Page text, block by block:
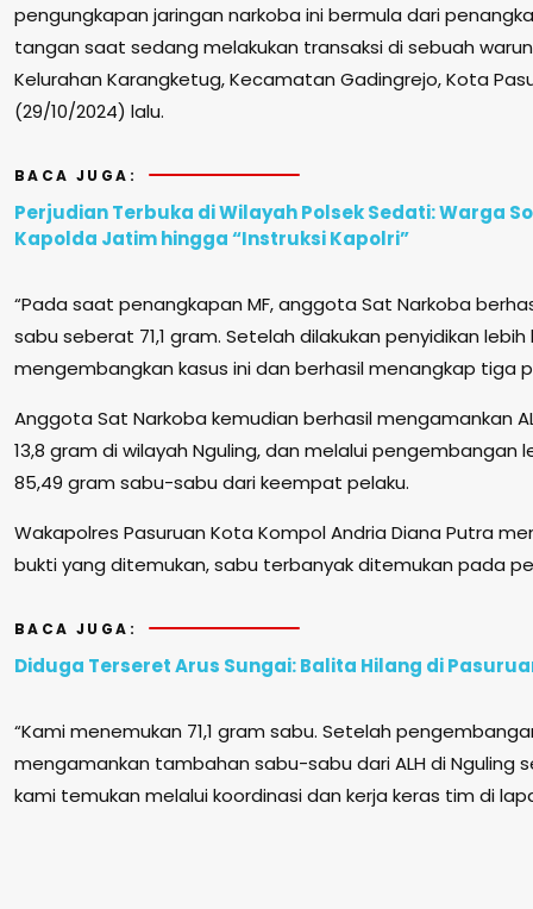
pengungkapan jaringan narkoba ini bermula dari
tangan saat sedang melakukan transaksi di sebuah
Kelurahan Karangketug, Kecamatan Gadingrejo, Kota
(29/10/2024) lalu.
BACA JUGA:
Perjudian Terbuka di Wilayah Polsek Sedati: Warga
Kapolda Jatim hingga “Instruksi Kapolri”
“Pada saat penangkapan MF, anggota Sat Narkoba
sabu seberat 71,1 gram. Setelah dilakukan penyidikan lebih
mengembangkan kasus ini dan berhasil menangkap tiga
Anggota Sat Narkoba kemudian berhasil mengamankan
13,8 gram di wilayah Nguling, dan melalui
85,49 gram sabu-sabu dari keempat pelaku.
Wakapolres Pasuruan Kota Kompol Andria Diana Putra
bukti yang ditemukan, sabu terbanyak ditemukan pada
BACA JUGA:
Diduga Terseret Arus Sungai: Balita Hilang di
“Kami menemukan 71,1 gram sabu. Setelah
mengamankan tambahan sabu-sabu dari ALH di Nguling
kami temukan melalui koordinasi dan kerja keras tim di